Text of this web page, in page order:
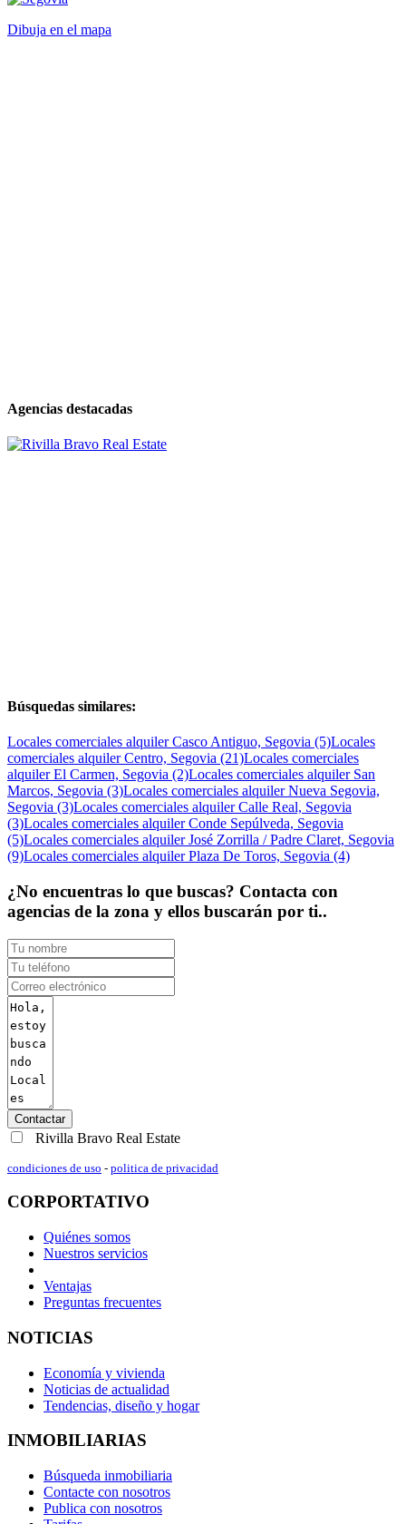
Dibuja en el mapa
Agencias destacadas
Búsquedas similares:
Locales comerciales alquiler Casco Antiguo, Segovia (5)Locales
comerciales alquiler Centro, Segovia (21)Locales comerciales
alquiler El Carmen, Segovia (2)Locales comerciales alquiler San
Marcos, Segovia (3)Locales comerciales alquiler Nueva Segovia,
Segovia (3)Locales comerciales alquiler Calle Real, Segovia
(3)Locales comerciales alquiler Conde Sepúlveda, Segovia
(5)Locales comerciales alquiler José Zorrilla / Padre Claret, Segovia
(9)Locales comerciales alquiler Plaza De Toros, Segovia (4)
¿No encuentras lo que buscas? Contacta con
agencias de la zona y ellos buscarán por ti..
Contactar
Rivilla Bravo Real Estate
condiciones de uso - politica de privacidad
CORPORTATIVO
Quiénes somos
Nuestros servicios
Ventajas
Preguntas frecuentes
NOTICIAS
Economía y vivienda
Noticias de actualidad
Tendencias, diseño y hogar
INMOBILIARIAS
Búsqueda inmobiliaria
Contacte con nosotros
Publica con nosotros